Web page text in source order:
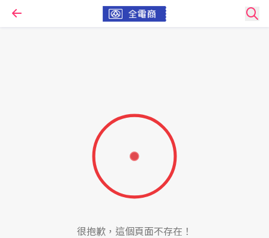
很抱歉，這個頁面不存在！